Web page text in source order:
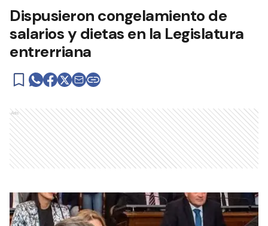
Dispusieron congelamiento de
salarios y dietas en la Legislatura
entrerriana
Ads